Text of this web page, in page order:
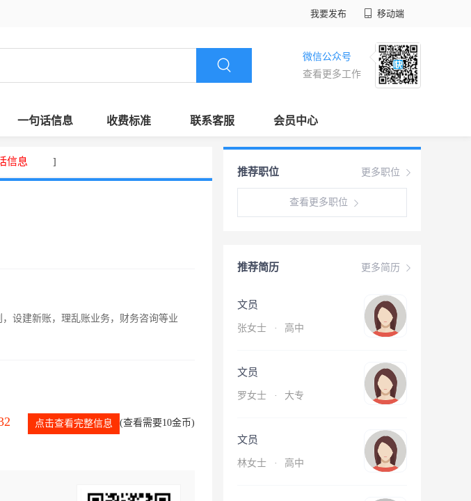
我要发布 移动端
微信公众号
查看更多工作
一句话信息 收费标准 联系客服 会员中心
信息 ]
设建新账，理乱账业务，财务咨询等业
点击查看完整信息 (查看需要10金币)
更多职位
推荐职位
查看更多职位
更多简历
推荐简历
文员
张女士 · 高中
文员
罗女士 · 大专
文员
林女士 · 高中